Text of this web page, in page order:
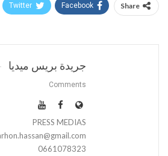
Share
Facebook
Twitter
جريدة بريس ميديا
Comments
PRESS MEDIAS
0661078323